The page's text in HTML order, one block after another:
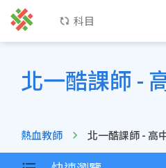
科目
北一酷課師 -
熱血教師 北一酷課師 - 高